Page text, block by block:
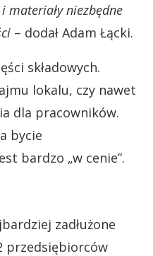
materiały niezbędne
– dodał Adam Łącki.
składowych.
lokalu, czy nawet
dla pracowników.
bycie
bardzo „w cenie”.
zadłużone
przedsiębiorców